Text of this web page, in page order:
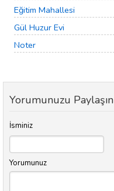
Eğitim Mahallesi
Gül Huzur Evi
Noter
Yorumunuzu Paylaşın
İsminiz
Yorumunuz